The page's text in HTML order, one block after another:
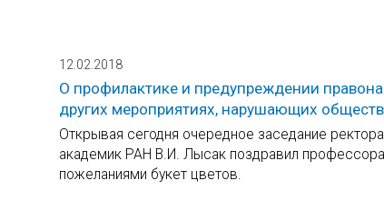
12.02.2018
О профилактике и предупреждении
других мероприятиях, нарушающих
Открывая сегодня очередное заседание
академик РАН В.И. Лысак поздравил
пожеланиями букет цветов.